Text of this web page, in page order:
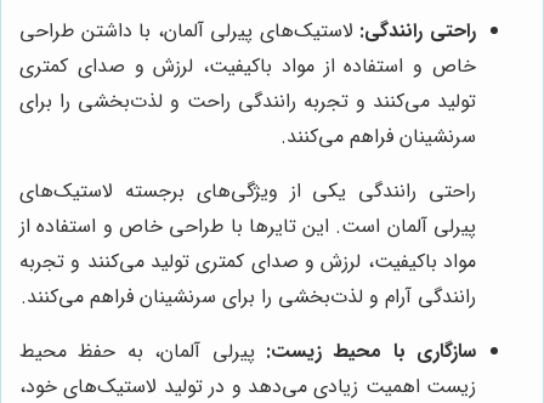
راحتی رانندگی: لاستیک‌های پیرلی آلمان، با داشتن طراحی
خاص و استفاده از مواد باکیفیت، لرزش و صدای کمتری
تولید می‌کنند و تجربه رانندگی راحت و لذت‌بخشی را برای
سرنشینان فراهم می‌کنند.
راحتی رانندگی یکی از ویژگی‌های برجسته لاستیک‌های
پیرلی آلمان است. این تایرها با طراحی خاص و استفاده از
مواد باکیفیت، لرزش و صدای کمتری تولید می‌کنند و تجربه
رانندگی آرام و لذت‌بخشی را برای سرنشینان فراهم می‌کنند.
سازگاری با محیط زیست: پیرلی آلمان، به حفظ محیط
زیست اهمیت زیادی می‌دهد و در تولید لاستیک‌های خود،